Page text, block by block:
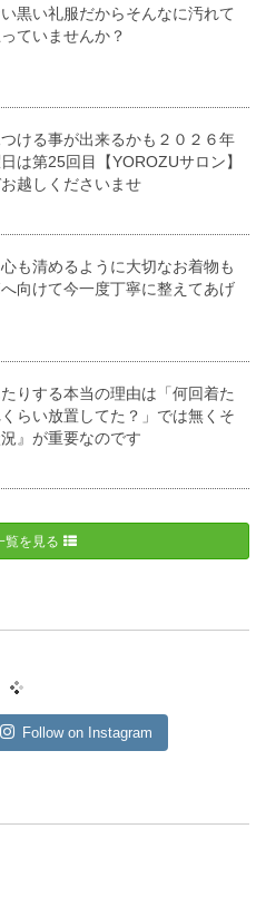
黒い礼服だからそんなに汚れて
ていませんか？
ける事が出来るかも２０２６年
は第25回目【YOROZUサロン】
越しくださいませ
も清めるように大切なお着物も
向けて今一度丁寧に整えてあげ
りする本当の理由は「何回着た
らい放置してた？」では無くそ
』が重要なのです
覧を見る
Follow on Instagram